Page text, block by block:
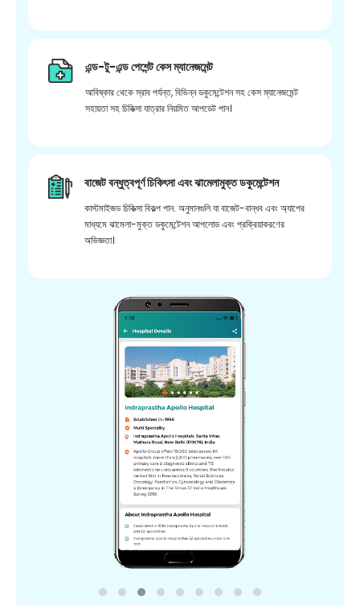
এন্ড-টু-এন্ড পেশেন্ট কেস ম্যানেজমেন্ট
আবিষ্কার থেকে স্রাব পর্যন্ত, বিভিন্ন ডকুমেন্টেশন সহ কেস ম্যানেজমেন্ট
সহায়তা সহ চিকিত্সা যাত্রার নিয়মিত আপডেট পান।
বাজেট বন্ধুত্বপূর্ণ চিকিৎসা এবং ঝামেলামুক্ত ডকুমেন্টেশন
কাস্টমাইজড চিকিত্সা বিকল্প পান. অনুমানগুলি যা বাজেট-বান্ধব এবং অ্যাপের
মাধ্যমে ঝামেলা-মুক্ত ডকুমেন্টেশন আপলোড এবং প্রক্রিয়াকরণের
অভিজ্ঞতা।